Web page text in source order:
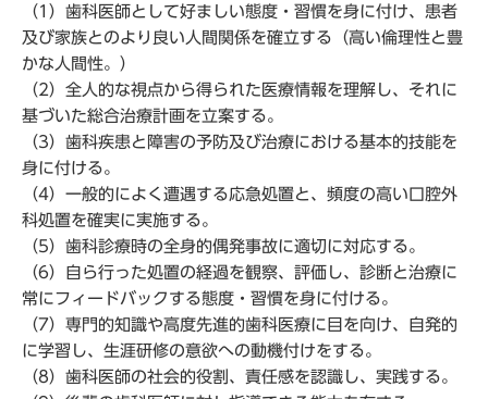
（1）歯科医師として好ましい態度・習慣を身に付け、患者
及び家族とのより良い人間関係を確立する（高い倫理性と豊
かな人間性。）
（2）全人的な視点から得られた医療情報を理解し、それに
基づいた総合治療計画を立案する。
（3）歯科疾患と障害の予防及び治療における基本的技能を
身に付ける。
（4）一般的によく遭遇する応急処置と、頻度の高い口腔外
科処置を確実に実施する。
（5）歯科診療時の全身的偶発事故に適切に対応する。
（6）自ら行った処置の経過を観察、評価し、診断と治療に
常にフィードバックする態度・習慣を身に付ける。
（7）専門的知識や高度先進的歯科医療に目を向け、自発的
に学習し、生涯研修の意欲への動機付けをする。
（8）歯科医師の社会的役割、責任感を認識し、実践する。